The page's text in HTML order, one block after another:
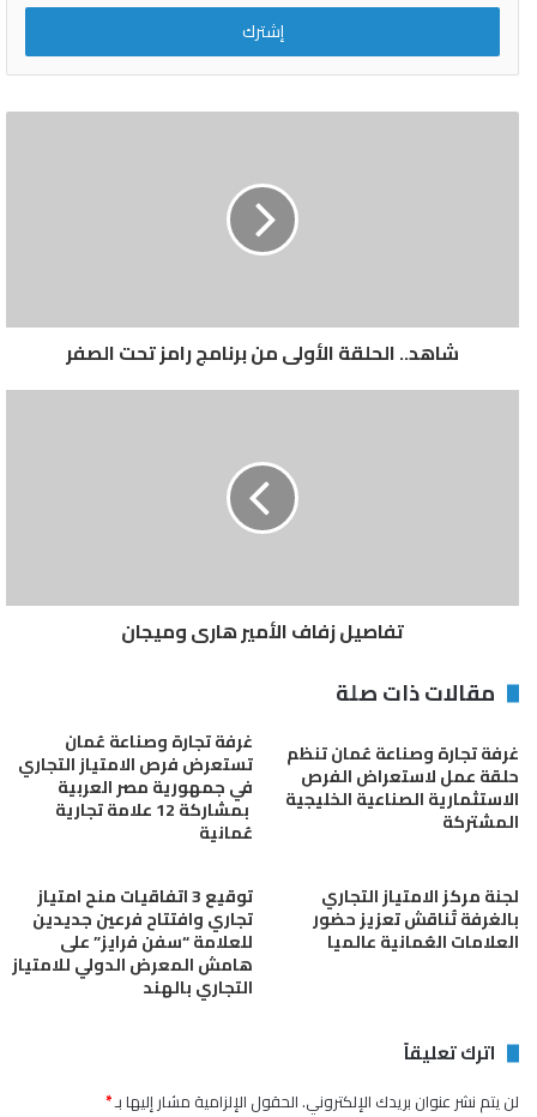
والاقتصادية والفنية والرياضية والتقنية واخبار الصحة والجمال وعالم حواء
وايضآ الاخبار المنوعة والترفيهية لتصل اليكم فور وقوعها اولآ بأول،
مصر
الإلكتروني
شاهد.. الحلقة الأولى من برنامج رامز تحت الصفر
تفاصيل زفاف الأمير هارى وميجان
مقالات ذات صلة
غرفة تجارة وصناعة عُمان تنظم
حلقة عمل لاستعراض الفرص
الاستثمارية الصناعية الخليجية
المشتركة
غرفة تجارة وصناعة عُمان
تستعرض فرص الامتياز التجاري
في جمهورية مصر العربية
بمشاركة 12 علامة تجارية
عُمانية
لجنة مركز الامتياز التجاري
بالغرفة تُناقش تعزيز حضور
العلامات العُمانية عالميا
توقيع 3 اتفاقيات منح امتياز
تجاري وافتتاح فرعين جديدين
للعلامة “سفن فرايز” على
هامش المعرض الدولي للامتياز
التجاري بالهند
اترك تعليقاً
لن يتم نشر عنوان بريدك الإلكتروني. الحقول الإلزامية مشار إليها بـ*